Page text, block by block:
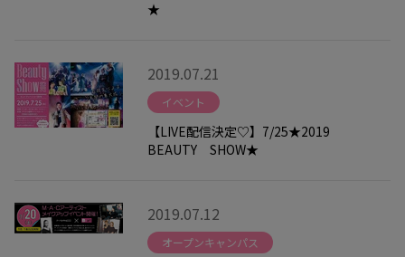
★
2019.07.21
イベント
【LIVE配信決定♡】7/25★2019
BEAUTY SHOW★
2019.07.12
オープンキャンパス